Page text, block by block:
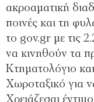
ακροαματική
ποινές και τη
το gov.gr με τις
να κινηθούν τα
Κτηματολόγιο και
Χωροταξικό για